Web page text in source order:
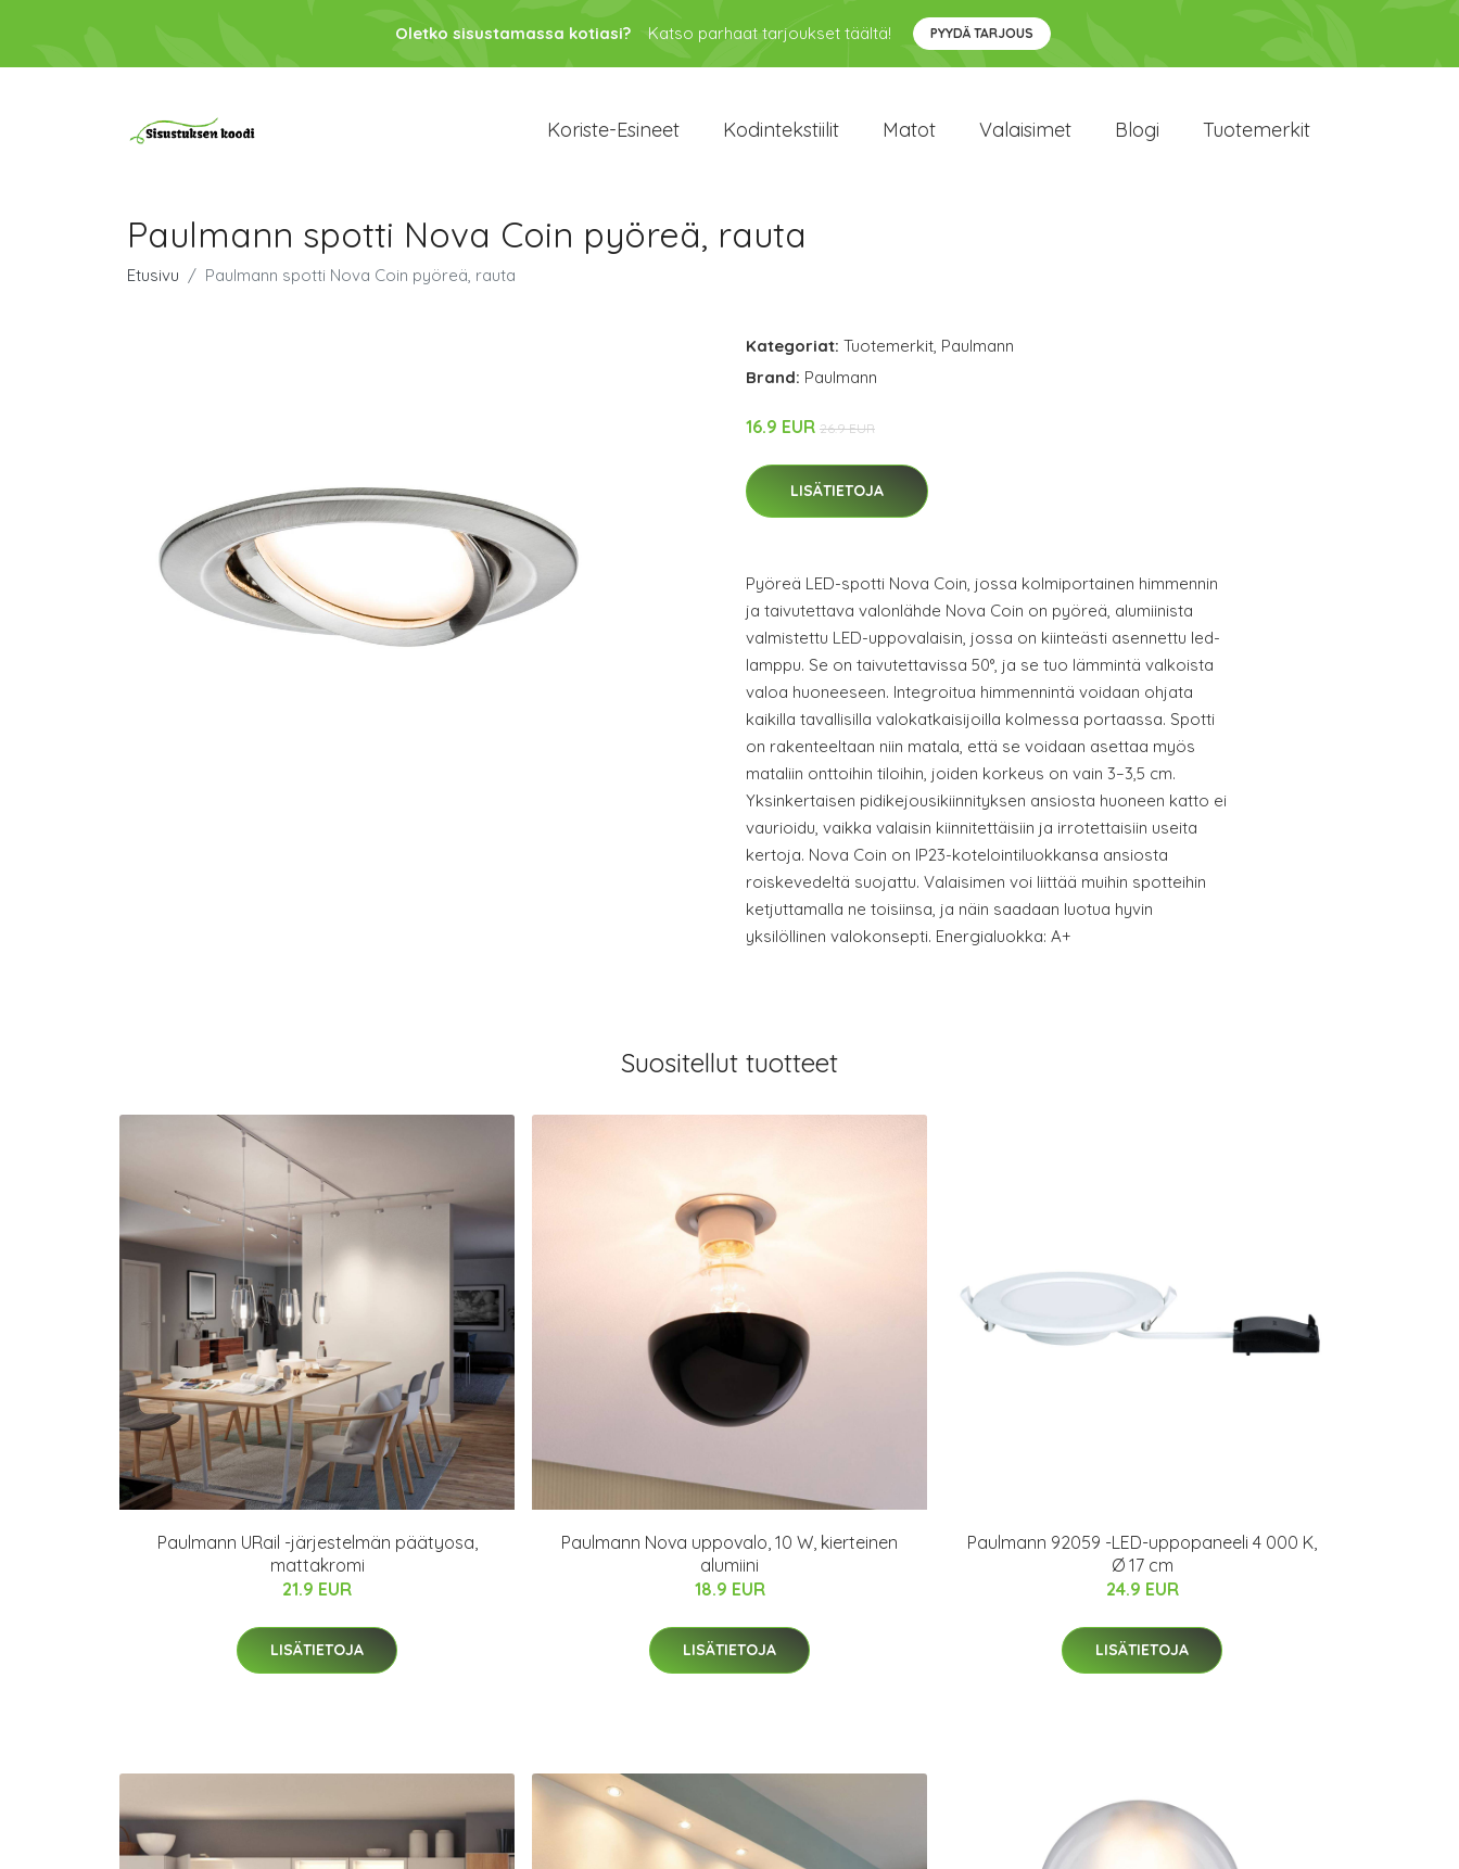
Oletko sisustamassa kotiasi? Katso parhaat tarjoukset täältä! PYYDÄ TARJOUS
Koriste-Esineet Kodintekstiilit Matot Valaisimet Blogi Tuotemerkit
Paulmann spotti Nova Coin pyöreä, rauta
Etusivu Paulmann spotti Nova Coin pyöreä, rauta
Kategoriat: Tuotemerkit, Paulmann
Brand: Paulmann
16.9 EUR 26.9 EUR
LISÄTIETOJA
Pyöreä LED-spotti Nova Coin, jossa kolmiportainen himmennin
ja taivutettava valonlähde Nova Coin on pyöreä, alumiinista
valmistettu LED-uppovalaisin, jossa on kiinteästi asennettu led-
lamppu. Se on taivutettavissa 50°, ja se tuo lämmintä valkoista
valoa huoneeseen. Integroitua himmennintä voidaan ohjata
kaikilla tavallisilla valokatkaisijoilla kolmessa portaassa. Spotti
on rakenteeltaan niin matala, että se voidaan asettaa myös
mataliin onttoihin tiloihin, joiden korkeus on vain 3–3,5 cm.
Yksinkertaisen pidikejousikiinnityksen ansiosta huoneen katto ei
vaurioidu, vaikka valaisin kiinnitettäisiin ja irrotettaisiin useita
kertoja. Nova Coin on IP23-kotelointiluokkansa ansiosta
roiskevedeltä suojattu. Valaisimen voi liittää muihin spotteihin
ketjuttamalla ne toisiinsa, ja näin saadaan luotua hyvin
yksilöllinen valokonsepti. Energialuokka: A+
Suositellut tuotteet
Paulmann URail -järjestelmän päätyosa,
mattakromi
21.9 EUR
LISÄTIETOJA
Paulmann Nova uppovalo, 10 W, kierteinen
alumiini
18.9 EUR
LISÄTIETOJA
Paulmann 92059 -LED-uppopaneeli 4 000 K,
Ø 17 cm
24.9 EUR
LISÄTIETOJA